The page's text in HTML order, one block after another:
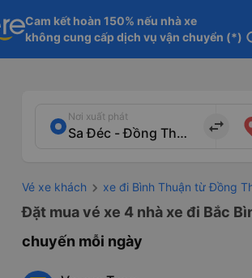
Cam kết hoàn 150% nếu nhà xe
không cung cấp dịch vụ vận chuyển (*)
Nơi xuất phát
import_export
Vé xe khách xe đi Bình Thuận từ Đồng
Đặt mua vé xe 4 nhà xe đi Bắc
chuyến mỗi ngày